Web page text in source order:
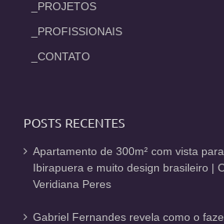
_PROJETOS
_PROFISSIONAIS
_CONTATO
POSTS RECENTES
Apartamento de 300m² com vista
Ibirapuera e muito design brasileiro |
Veridiana Peres
Gabriel Fernandes revela como o